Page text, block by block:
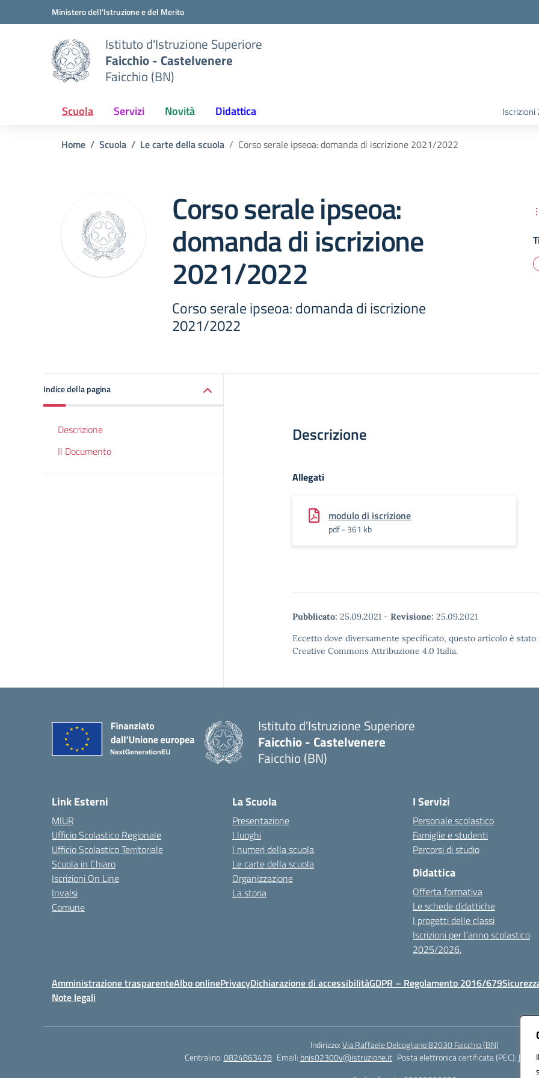
Vai ai contenuti
Vai al menu di navigazioneMinistero dell'Istruzione e del Merito
Istituto d'Istruzione Superiore
Faicchio - Castelvenere
Faicchio (BN)
Scuola Servizi Novità Didattica
Home Scuola Le carte della scuola Corso serale ipseoa: domanda di iscrizione 2021/2022
Corso serale ipseoa:
domanda di iscrizione
2021/2022
Corso serale ipseoa: domanda di iscrizione
2021/2022
Indice della pagina
Descrizione
Il Documento
Descrizione
Allegati
modulo di iscrizione
pdf - 361 kb
Pubblicato: 25.09.2021 - Revisione: 25.09.2021
Eccetto dove diversamente specificato, questo articolo è
Creative Commons Attribuzione 4.0 Italia.
Istituto d'Istruzione Superiore
Faicchio - Castelvenere
Faicchio (BN)
Link Esterni
MIUR
Ufficio Scolastico Regionale
Ufficio Scolastico Territoriale
Scuola in Chiaro
Iscrizioni On Line
Invalsi
Comune
La Scuola
Presentazione
I luoghi
I numeri della scuola
Le carte della scuola
Organizzazione
La storia
I Servizi
Personale scolastico
Famiglie e studenti
Percorsi di studio
Didattica
Offerta formativa
Le schede didattiche
I progetti delle classi
Iscrizioni per l’anno scolastico
2025/2026.
Amministrazione trasparenteAlbo onlinePrivacyDichiarazione di accessibilitàGDPR – Regolamento 2016/679
Note legali
Indirizzo:Via Raffaele Delcogliano 82030 Faicchio (BN)
Centralino:0824863478 Email: bnis02300v@istruzione.it Posta elettronica certificata (PEC):